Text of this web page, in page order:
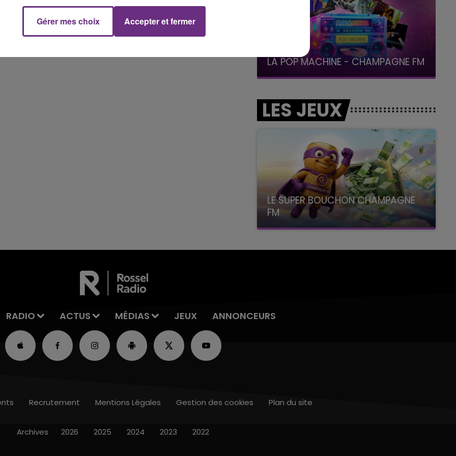
Le Club Champagne FM
19h00 - 19h15
LA POP MACHINE - CHAMPAGNE FM
LES JEUX
LE SUPER BOUCHON CHAMPAGNE
FM
avec La Famille Champagne FM, à 8H10
RADIO ACTUS MÉDIAS JEUX ANNONCEURS
Recrutement Mentions Légales Gestion des cookies Plan du site
Archives 2026 2025 2024 2023 2022
Gérer mes choix Accepter et fermer